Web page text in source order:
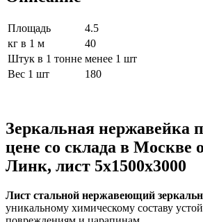
Площадь
4.5
кг в 1 м
40
Штук в 1 тонне менее 1 шт
Вес 1 шт
180
Зеркальная нержавейка
цене со склада в Москве
Линк, лист 5х1500х3000
Лист стальной нержавеющий
уникальному химическому составу